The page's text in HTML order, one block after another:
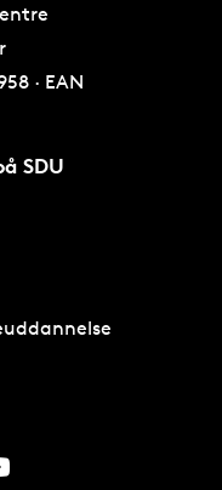
· EAN
SDU